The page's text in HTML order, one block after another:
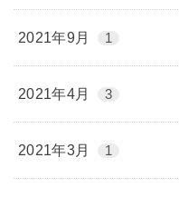
2021年9月 1
2021年4月 3
2021年3月 1